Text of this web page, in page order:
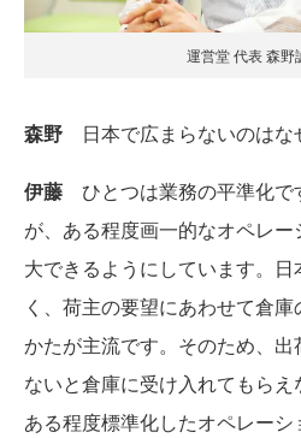
運営堂 代表 森野
森野 日本で広まらないのはな
伊藤 ひとつは業務の平準化で
が、ある程度画一的なオペレ
大できるようにしています。
く、荷主の要望にあわせて倉
かたが主流です。そのため、
ないと倉庫に受け入れてもらえ
ある程度標準化したオペレー